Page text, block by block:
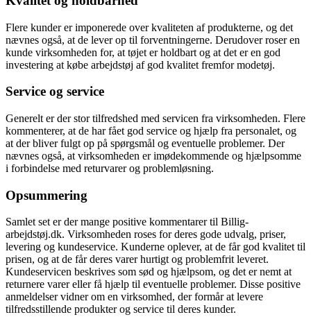
Flere kunder er imponerede over kvaliteten af produkterne, og det
nævnes også, at de lever op til forventningerne. Derudover roser en
kunde virksomheden for, at tøjet er holdbart og at det er en god
investering at købe arbejdstøj af god kvalitet fremfor modetøj.
Service og service
Generelt er der stor tilfredshed med servicen fra virksomheden. Flere
kommenterer, at de har fået god service og hjælp fra personalet, og
at der bliver fulgt op på spørgsmål og eventuelle problemer. Der
nævnes også, at virksomheden er imødekommende og hjælpsomme
i forbindelse med returvarer og problemløsning.
Opsummering
Samlet set er der mange positive kommentarer til Billig-
arbejdstøj.dk. Virksomheden roses for deres gode udvalg, priser,
levering og kundeservice. Kunderne oplever, at de får god kvalitet til
prisen, og at de får deres varer hurtigt og problemfrit leveret.
Kundeservicen beskrives som sød og hjælpsom, og det er nemt at
returnere varer eller få hjælp til eventuelle problemer. Disse positive
anmeldelser vidner om en virksomhed, der formår at levere
tilfredsstillende produkter og service til deres kunder.